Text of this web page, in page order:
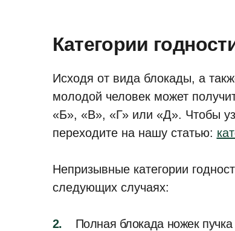
Категории
Исходя от вида блокады, а
молодой человек может
«Б», «В», «Г» или «Д». Чтобы
переходите на нашу статью:
Непризывные категории
следующих случаях:
Полная блокада ножек пучка